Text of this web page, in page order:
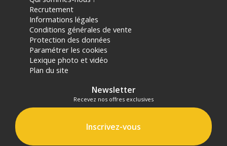
Recrutement
Informations légales
Conditions générales de vente
Protection des données
Paramétrer les cookies
Lexique photo et vidéo
Plan du site
Newsletter
Recevez nos offres exclusives
Inscrivez-vous